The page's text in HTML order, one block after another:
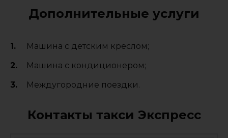
Дополнительные услуги
Машина с детским креслом;
Машина с кондиционером;
Междугородние поездки.
Контакты такси Экспресс